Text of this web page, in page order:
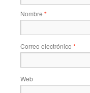
Nombre *
Correo electrónico *
Web